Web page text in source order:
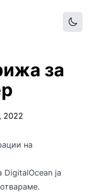
за
2022
на
ја